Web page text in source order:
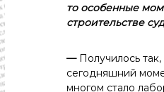
то особенные
строительстве
—Получилось
сегодняшний
многом стало